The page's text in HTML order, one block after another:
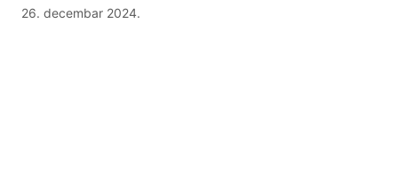
26. decembar 2024.